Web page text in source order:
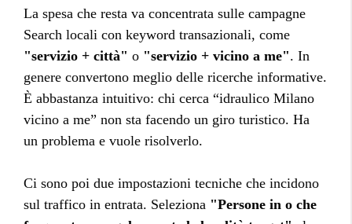
La spesa che resta va concentrata sulle campagne
Search locali con keyword transazionali, come
"servizio + città" o "servizio + vicino a me". In
genere convertono meglio delle ricerche informative.
È abbastanza intuitivo: chi cerca “idraulico Milano
vicino a me” non sta facendo un giro turistico. Ha
un problema e vuole risolverlo.
Ci sono poi due impostazioni tecniche che incidono
sul traffico in entrata. Seleziona "Persone in o che